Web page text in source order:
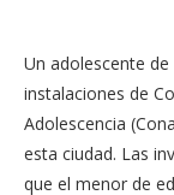
Un adolescente
instalaciones de
Adolescencia
esta ciudad. Las
que el menor de